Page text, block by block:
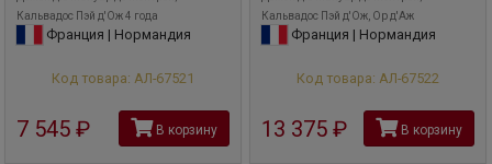
Кальвадос Пэй д'Ож 4 года
Франция | Нормандия
Код товара: АЛ-67521
7 545 руб В корзину
Кальвадос Пэй д'Ож, Ор д'Аж
Франция | Нормандия
Код товара: АЛ-67522
13 375 рубВ корзину